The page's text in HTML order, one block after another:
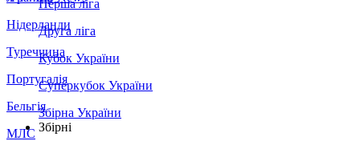
Нідерланди
Туреччина
Португалія
Бельгія
МЛС
Перша ліга
Друга ліга
Кубок України
Суперкубок України
Збірна України
Збірні